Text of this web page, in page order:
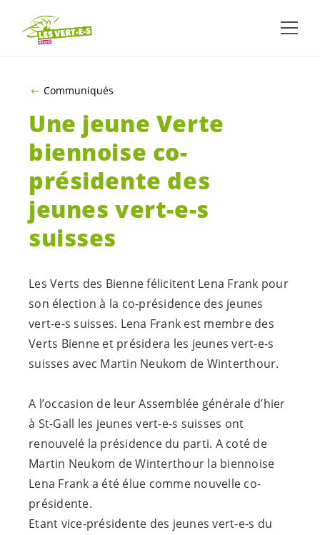
Communiqués
Une jeune Verte
biennoise co-
présidente des
jeunesvert-e-s
suisses
Les Verts des Bienne félicitent Lena Frank pour
son élection à la co-présidence des jeunes
vert-e-s suisses. Lena Frank est membre des
Verts Bienne et présidera les jeunesvert-e-s
suisses avec Martin Neukom de Winterthour.
A l’occasion de leur Assemblée générale d’hier
à St-Gall les jeunesvert-e-s suisses ont
renouvelé la présidence du parti. A coté de
Martin Neukom de Winterthour la biennoise
Lena Frank a été élue comme nouvelle co-
présidente.
Etant vice-présidente des jeunesvert-e-s du